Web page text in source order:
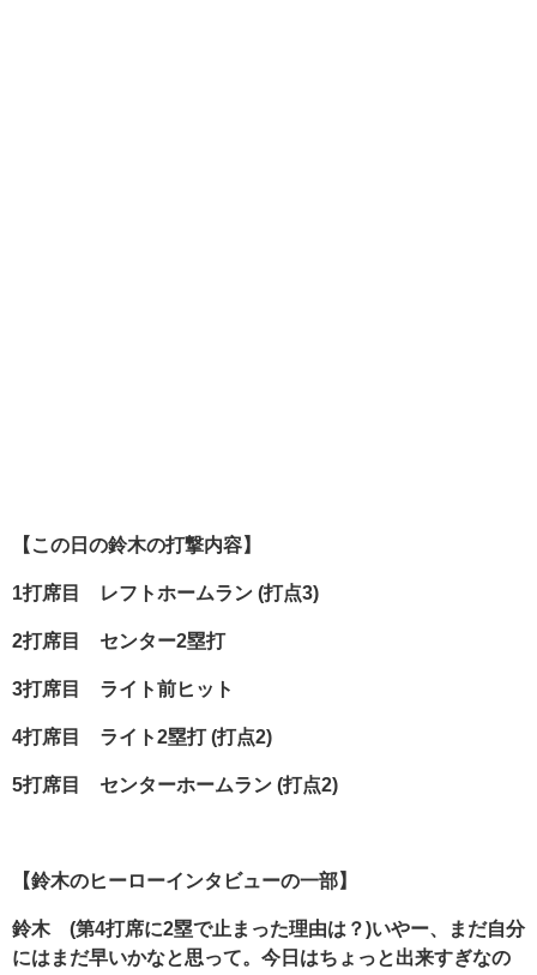
【この日の鈴木の打撃内容】
1 打席目 レフトホームラン (打点3)
2打席目 センター2塁打
3打席目 ライト前ヒット
4打席目 ライト2塁打 (打点2)
5打席目 センターホームラン (打点2)
【鈴木のヒーローインタビューの一部】
鈴木 (第4打席に2塁で止まった理由は？)いやー、まだ自分
にはまだ早いかなと思って。今日はちょっと出来すぎなの